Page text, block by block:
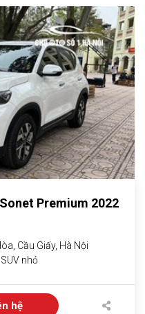
Premium 2022
Cầu Giấy, Hà Nội
SUV nhỏ
hệ